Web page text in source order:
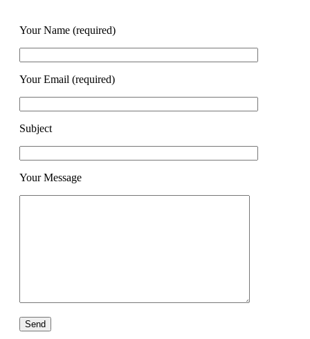
Your Name (required)
Your Email (required)
Subject
Your Message